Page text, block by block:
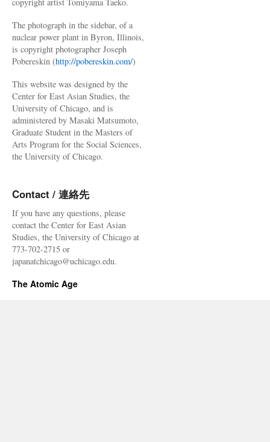
The photograph in the sidebar, of a
nuclear power plant in Byron, Illinois,
is copyright photographer Joseph
Pobereskin (http://pobereskin.com/)
This website was designed by the
Center for East Asian Studies, the
University of Chicago, and is
administered by Masaki Matsumoto,
Graduate Student in the Masters of
Arts Program for the Social Sciences,
the University of Chicago.
Contact / 連絡先
If you have any questions, please
contact the Center for East Asian
Studies, the University of Chicago at
773-702-2715 or
japanatchicago@uchicago.edu.
The Atomic Age